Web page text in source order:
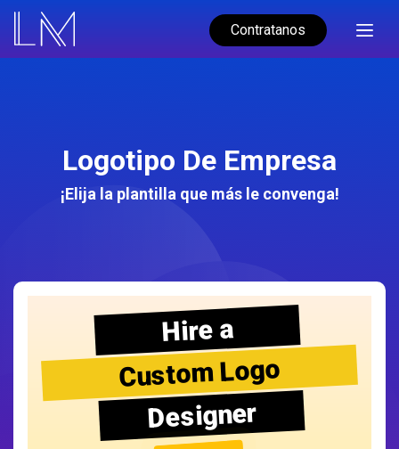
Contratanos
Logotipo De Empresa
¡Elija la plantilla que más le convenga!
Hire a
Custom Logo
Designer